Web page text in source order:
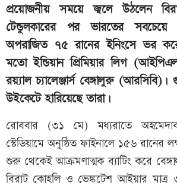
প্রয়োজনীয় সময়ে জ্বলে উঠলেন
টেন্ডুলকারের পর ভারতের সবচেয়ে
অপরাজিত ৭৫ রানের ইনিংসে ভর করে
মতো ইন্ডিয়ান প্রিমিয়ার লিগ
রয়্যাল চ্যালেঞ্জার্স বেঙ্গালুরু
উইকেটে হারিয়েছে তারা।
রোববার (৩১ মে) মধ্যরাতে
স্টেডিয়ামে অনুষ্ঠিত ফাইনালে ১৫৬ রানের
শুরু থেকেই আক্রমণাত্মক ব্যাটিং করে
বিরাট কোহলি ও ভেঙ্কটেশ আইয়ার